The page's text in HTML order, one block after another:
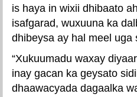
is haya in wixii dhibaato
isafgarad, wuxuuna ka
dhibeysa ay hal meel uga
“Xukuumadu waxay
inay gacan ka geysato
dhaawacyada dagaalka